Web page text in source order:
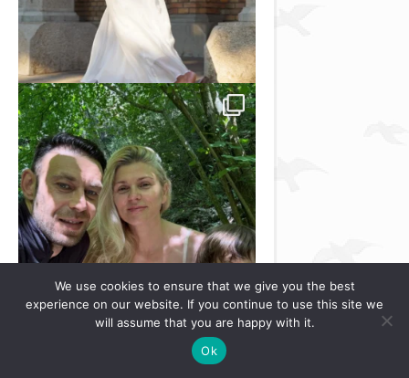
We use cookies to ensure that we give you the best
experience on our website. If you continue to use this site we
will assume that you are happy with it.
Ok